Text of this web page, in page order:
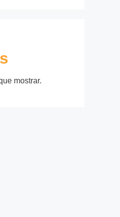
mostrar.